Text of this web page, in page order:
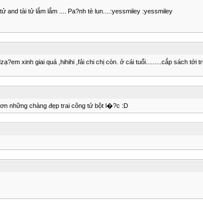
and tài tử lắm lắm .... Pa?nh tè lun....:yessmiley :yessmiley
xinh giai quá ,hihihi ,fải chi chị còn. ở cái tuổi.........cắp sách tới
những chàng đẹp trai công tử bột l�?c :D